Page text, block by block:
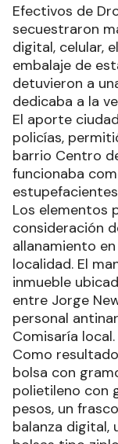
Efectivos de
secuestraron
digital, celular,
embalaje de
detuvieron a
dedicaba a la
El aporte
policías,
barrio Centro
funcionaba
Los elementos
consideración
allanamiento
localidad. El
inmueble
entre Jorge
personal
Comisaría local.
Como
bolsa con
polietileno con
pesos, un
balanza digital,